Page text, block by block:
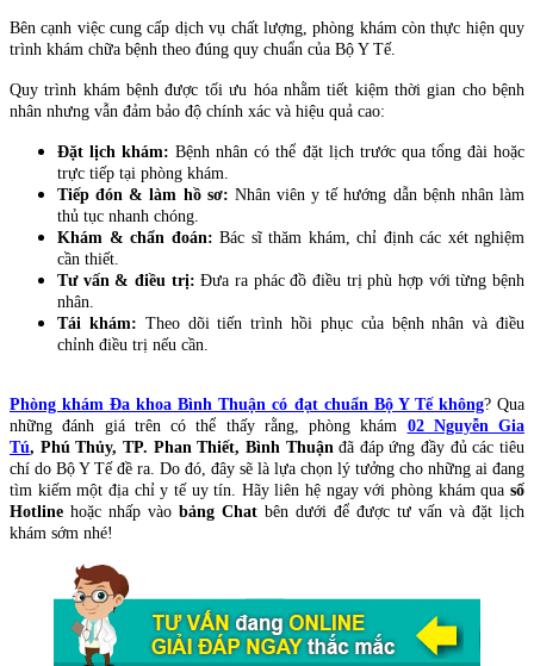
Bên cạnh việc cung cấp dịch vụ chất lượng, phòng khám còn thực hiện quy
trình khám chữa bệnh theo đúng quy chuẩn của Bộ Y Tế.
Quy trình khám bệnh được tối ưu hóa nhằm tiết kiệm thời gian cho bệnh
nhân nhưng vẫn đảm bảo độ chính xác và hiệu quả cao:
Đặt lịch khám: Bệnh nhân có thể đặt lịch trước qua tổng đài hoặc
trực tiếp tại phòng khám.
Tiếp đón & làm hồ sơ: Nhân viên y tế hướng dẫn bệnh nhân làm
thủ tục nhanh chóng.
Khám & chẩn đoán: Bác sĩ thăm khám, chỉ định các xét nghiệm
cần thiết.
Tư vấn & điều trị: Đưa ra phác đồ điều trị phù hợp với từng bệnh
nhân.
Tái khám: Theo dõi tiến trình hồi phục của bệnh nhân và điều
chỉnh điều trị nếu cần.
Phòng khám Đa khoa Bình Thuận có đạt chuẩn Bộ Y Tế không? Qua
những đánh giá trên có thể thấy rằng, phòng khám 02 Nguyễn Gia
Tú, Phú Thủy, TP. Phan Thiết, Bình Thuận đã đáp ứng đầy đủ các tiêu
chí do Bộ Y Tế đề ra. Do đó, đây sẽ là lựa chọn lý tưởng cho những ai đang
tìm kiếm một địa chỉ y tế uy tín. Hãy liên hệ ngay với phòng khám qua số
Hotline hoặc nhấp vào bảng Chat bên dưới để được tư vấn và đặt lịch
khám sớm nhé!